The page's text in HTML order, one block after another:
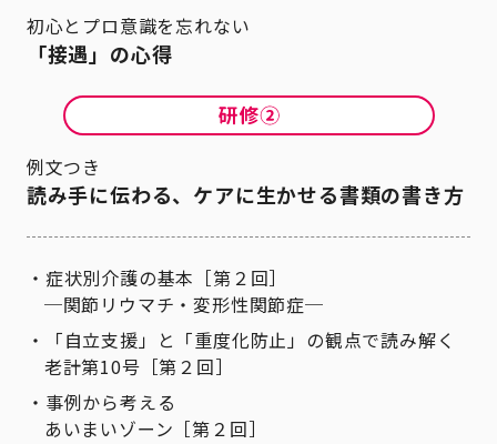
初心とプロ意識を忘れない
「接遇」の心得
例文つき
読み手に伝わる、ケアに生かせる書類の書き方
症状別介護の基本［第２回］
─関節リウマチ・変形性関節症─
「自立支援」と「重度化防止」の観点で読み解く
老計第10号［第２回］
事例から考える
あいまいゾーン［第２回］